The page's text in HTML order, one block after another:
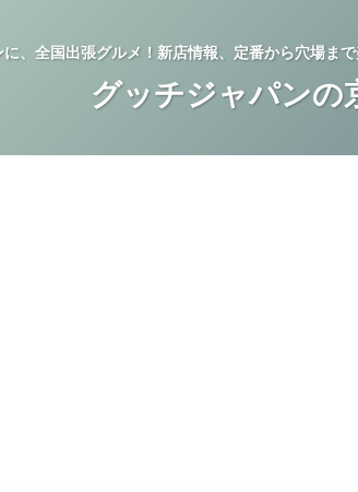
、全国出張グルメ！新店情報、定番から穴場ま
グッチジャパンの